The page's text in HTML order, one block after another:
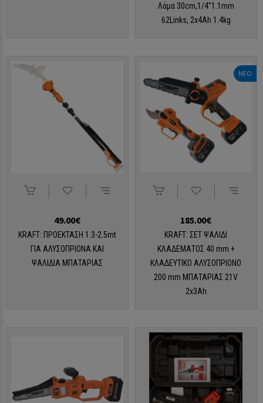
Λάμα 30cm,1/4"1.1mm
62Links, 2x4Ah 1.4kg
49.00€
KRAFT: ΠΡΟΕΚΤΑΣΗ 1.3-2.5mt
ΓΙΑ ΑΛΥΣΟΠΡΙΟΝΑ ΚΑΙ
ΨΑΛΙΔΙΑ ΜΠΑΤΑΡΙΑΣ
ΝΕΟ
185.00€
KRAFT: ΣΕΤ ΨΑΛΙΔΙ
ΚΛΑΔΕΜΑΤΟΣ 40 mm +
ΚΛΑΔΕΥΤΙΚΟ ΑΛΥΣΟΠΡΙΟΝΟ
200 mm ΜΠΑΤΑΡΙΑΣ 21V
2x3Ah